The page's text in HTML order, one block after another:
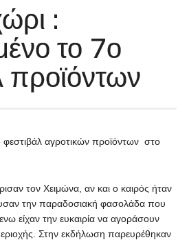
:
το 7ο
προϊόντων
φεστιβάλ αγροτικών προϊόντων στο
τον Χειμώνα, αν και ο καιρός ήταν
την παραδοσιακή φασολάδα που
είχαν την ευκαιρία να αγοράσουν
Στην εκδήλωση παρευρέθηκαν